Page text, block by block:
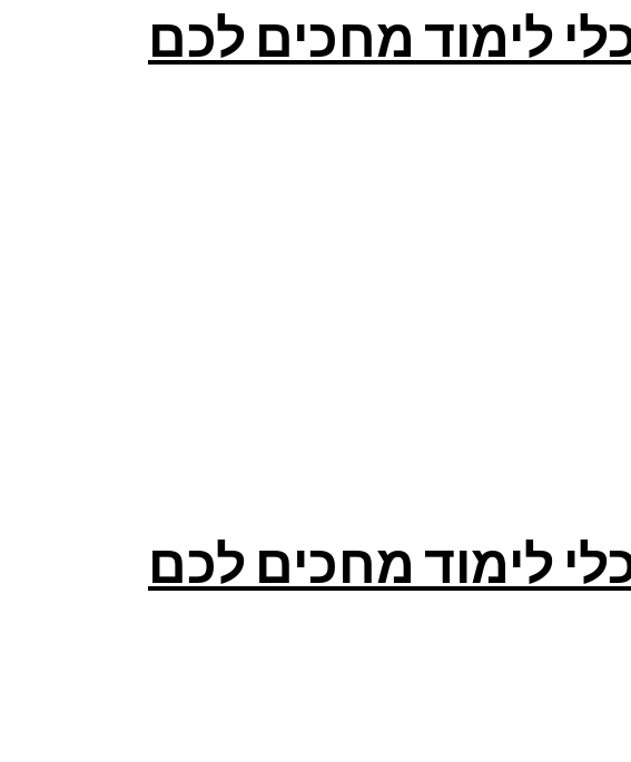
לימוד מחכים לכם
לימוד מחכים לכם